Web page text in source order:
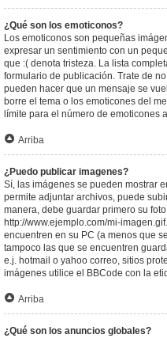
¿Qué son los emoticonos?
Los emoticonos son pequeñas
expresar un sentimiento con un
que :( denota tristeza. La lista
formulario de publicación. Trate de
pueden hacer que un mensaje se
borre el tema o los emoticones del
límite para el número de emoticones
Arriba
¿Puedo publicar imagenes?
Sí, las imágenes se pueden mostrar
permite adjuntar archivos, puede
manera, debe guardar primero su
http://www.ejemplo.com/mi-
encuentren en su PC (a menos que
tampoco las que se encuentren
e.j. hotmail o yahoo correo, sitios
imágenes utilice el BBCode con la
Arriba
¿Qué son los anuncios globales?